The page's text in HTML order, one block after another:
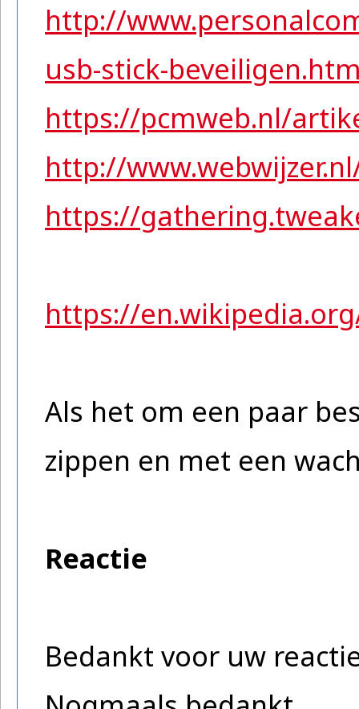
http://
usb-stick-
https://pcmweb.nl/
http://
https://
https://
Als het om een paar
zippen en met een
Reactie
Bedankt voor uw